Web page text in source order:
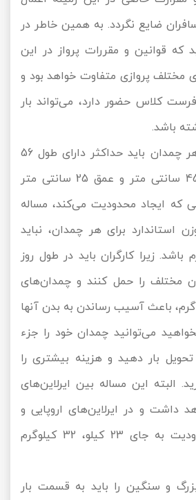
ضایع نگردد. به همین خاطر در
که قوانین و مقررات پرواز در این
مختلف پروازی متفاوت خواهد بود و
کلاس حضور دارد، می‌تواند بار
باشد.
اما به صورت کلی، هر چمدان باید حداکثر دارای طول 56
سانتی متر، عرض 45 سانتی متر و عمق 25 سانتی متر
که ایجاد محدودیت می‌کند، مساله
استاندارد برای هر چمدان، نباید
24 کیلوگرم باشد. زیرا کارگران باید در طول روز
مختلف را حمل کنند و چمدان‌های
از 23 کیلوگرم، باعث آسیب رساندن به بدن آنها
می‌توانید چمدان خود را جزء
بار دهید و هزینه بیشتری را
البته این مساله بین ایرلاین‌های
داشت و در ایرلاین‌های اروپایی و
آمریکایی، این محدودیت به جای 23 کیلو، 32 کیلوگرم
و سنگین را باید به قسمت بار